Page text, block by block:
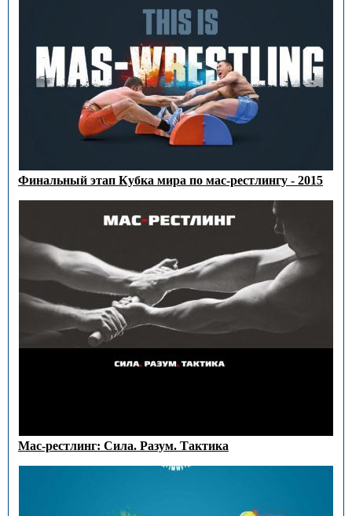
Финальный этап Кубка мира по мас-рестлингу - 2015
Мас-рестлинг: Сила. Разум. Тактика